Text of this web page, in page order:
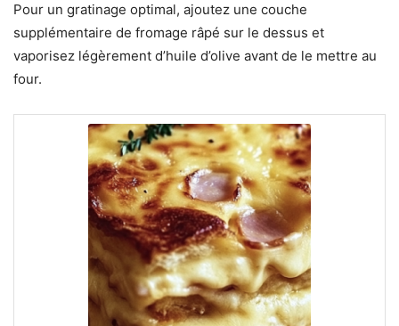
Pour un gratinage optimal, ajoutez une couche
supplémentaire de fromage râpé sur le dessus et
vaporisez légèrement d’huile d’olive avant de le mettre au
four.